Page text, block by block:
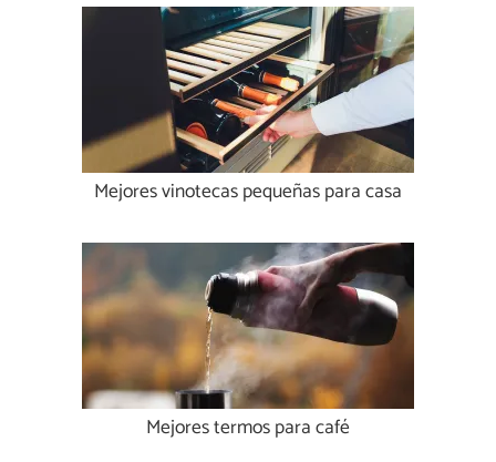
Mejores vinotecas pequeñas para casa
Mejores termos para café